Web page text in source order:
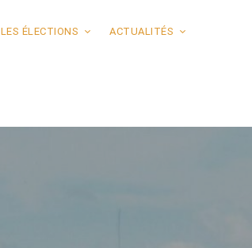
LES ÉLECTIONS ACTUALITÉS